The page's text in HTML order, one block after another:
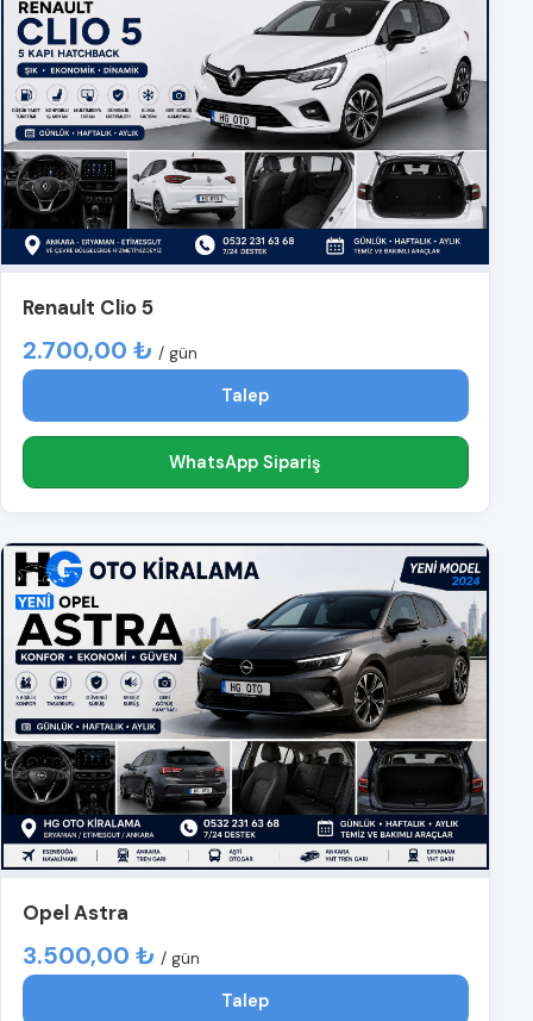
Renault Clio 5
2.700,00 ₺ / gün
Talep
WhatsApp Sipariş
Opel Astra
3.500,00 ₺ / gün
Talep